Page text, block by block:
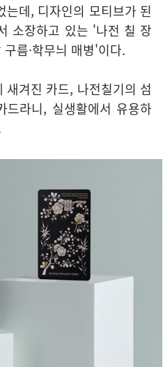
데, 디자인의 모티브가 된
소장하고 있는 '나전 칠 장
름·학무늬 매병'이다.
겨진 카드, 나전칠기의 섬
드라니, 실생활에서 유용하